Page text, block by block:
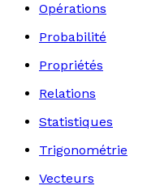
Opérations
Probabilité
Propriétés
Relations
Statistiques
Trigonométrie
Vecteurs